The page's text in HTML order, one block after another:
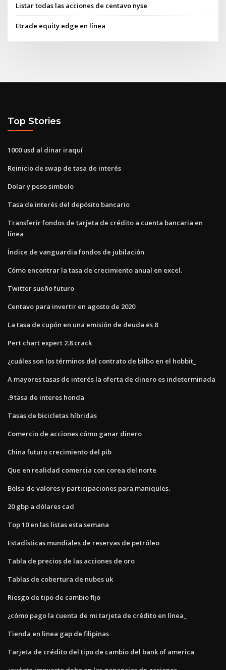
Listar todas las acciones de centavo nyse
Etrade equity edge en línea
Top Stories
1000 usd al dinar iraquí
Reinicio de swap de tasa de interés
Dolar y peso simbolo
Tasa de interés del depósito bancario
Transferir fondos de tarjeta de crédito a cuenta bancaria en
línea
Índice de vanguardia fondos de jubilación
Cómo encontrar la tasa de crecimiento anual en excel.
Twitter sueño futuro
Centavo para invertir en agosto de 2020
La tasa de cupón en una emisión de deuda es 8
Pert chart expert 2.8 crack
¿cuáles son los términos del contrato de bilbo en el hobbit_
A mayores tasas de interés la oferta de dinero es indeterminada
.9 tasa de interes honda
Tasas de bicicletas híbridas
Comercio de acciones cómo ganar dinero
China futuro crecimiento del pib
Que en realidad comercia con corea del norte
Bolsa de valores y participaciones para maniquíes.
20 gbp a dólares cad
Top 10 en las listas esta semana
Estadísticas mundiales de reservas de petróleo
Tabla de precios de las acciones de oro
Tablas de cobertura de nubes uk
Riesgo de tipo de cambio fijo
¿cómo pago la cuenta de mi tarjeta de crédito en línea_
Tienda en linea gap de filipinas
Tarjeta de crédito del tipo de cambio del bank of america